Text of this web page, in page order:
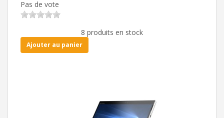
Pas de vote
8 produits en stock
Ajouter au panier